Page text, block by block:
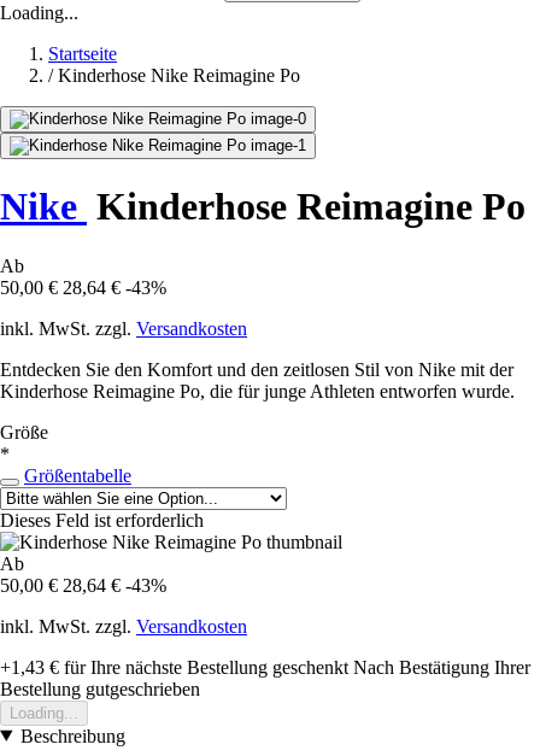
Loading...
Startseite
/ Kinderhose Nike Reimagine Po
Nike Kinderhose Reimagine Po
Ab
50,00 € 28,64 € -43%
inkl. MwSt. zzgl. Versandkosten
Entdecken Sie den Komfort und den zeitlosen Stil von Nike mit der
Kinderhose Reimagine Po, die für junge Athleten entworfen wurde.
Größe
*
Größentabelle
Dieses Feld ist erforderlich
Ab
50,00 € 28,64 € -43%
inkl. MwSt. zzgl. Versandkosten
+1,43 € für Ihre nächste Bestellung geschenkt Nach Bestätigung Ihrer
Bestellung gutgeschrieben
Loading...
Beschreibung